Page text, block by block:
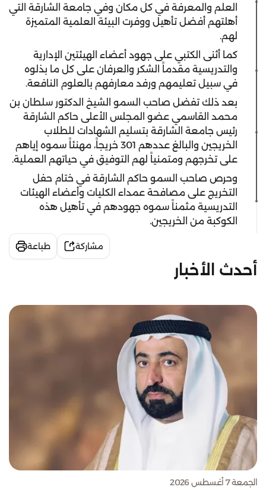
العلم والمعرفة في كل مكان وفي جامعة الشارقة التي
أهلتهم أفضل تأهيل ووفرت البيئة العلمية المتميزة
لهم.
كما أثنى الكتبي على جهود أعضاء الهيئتين الإدارية
والتدريسية مقدماً الشكر والعرفان على كل ما بذلوه
في سبيل تعليمهم ورفد معارفهم بالعلوم النافعة.
بعد ذلك تفضل صاحب السمو الشيخ الدكتور سلطان بن
محمد القاسمي عضو المجلس الأعلى حاكم الشارقة
رئيس جامعة الشارقة بتسليم الشهادات للطلاب
الخريجين والبالغ عددهم 301 خريجاً، مهنئاً سموه إياهم
على تخرجهم ومتمنياً لهم التوفيق في حياتهم العملية.
وحرص صاحب السمو حاكم الشارقة في ختام حفل
التخريج على مصافحة عمداء الكليات وأعضاء الهيئات
التدريسية مثمناً سموه جهودهم في تأهيل هذه
الكوكبة من الخريجين.
مشاركة طباعة
أحدث الأخبار
الجمعة 7 أغسطس 2026